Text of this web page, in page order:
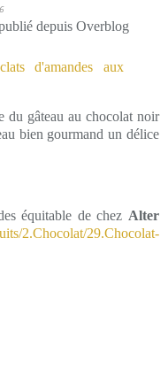
depuis Overblog
du gâteau au chocolat noir
bien gourmand un délice
équitable de chez Alter
2.Chocolat/29.Chocolat-